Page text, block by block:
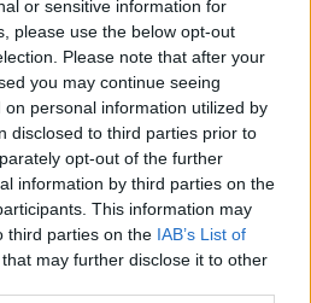
or sensitive information for
please use the below opt-out
Please note that after your
you may continue seeing
personal information utilized by
disclosed to third parties prior to
opt-out of the further
information by third parties on the
This information may
third parties on the IAB’s List of
that may further disclose it to other